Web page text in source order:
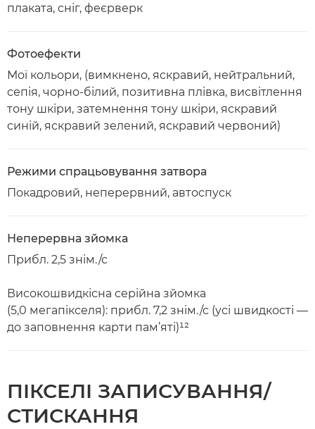
плаката, сніг, феєрверк
Фотоефекти
Мої кольори, (вимкнено, яскравий, нейтральний,
сепія, чорно-білий, позитивна плівка, висвітлення
тону шкіри, затемнення тону шкіри, яскравий
синій, яскравий зелений, яскравий червоний)
Режими спрацьовування затвора
Покадровий, неперервний, автоспуск
Неперервна зйомка
Прибл. 2,5 знім./с
Високошвидкісна серійна зйомка
(5,0 мегапікселя): прибл. 7,2 знім./с (усі швидкості —
до заповнення карти пам’яті)¹²
ПІКСЕЛІ ЗАПИСУВАННЯ/
СТИСКАННЯ